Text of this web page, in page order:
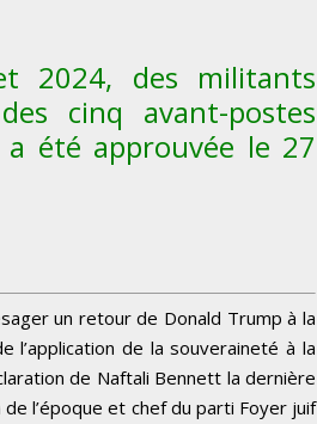
2024, des militants
cinq avant-postes
été approuvée le 27
un retour de Donald Trump à la
l’application de la souveraineté à la
de Naftali Bennett la dernière
l’époque et chef du parti Foyer juif